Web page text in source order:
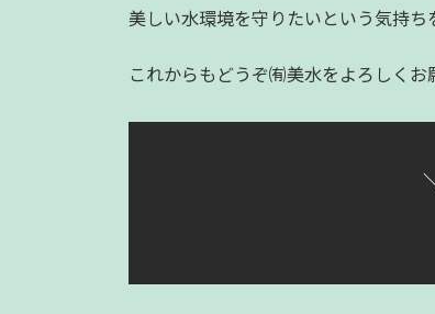
美しい水環境を守りたいという気持
これからもどうぞ㈲美水をよろしくお